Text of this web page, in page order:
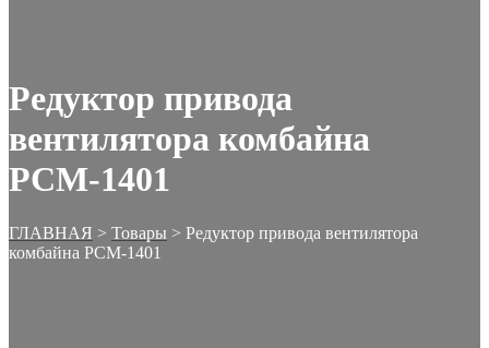
Редуктор привода
вентилятора комбайна
РСМ-1401
ГЛАВНАЯ > Товары > Редуктор привода вентилятора
комбайна РСМ-1401